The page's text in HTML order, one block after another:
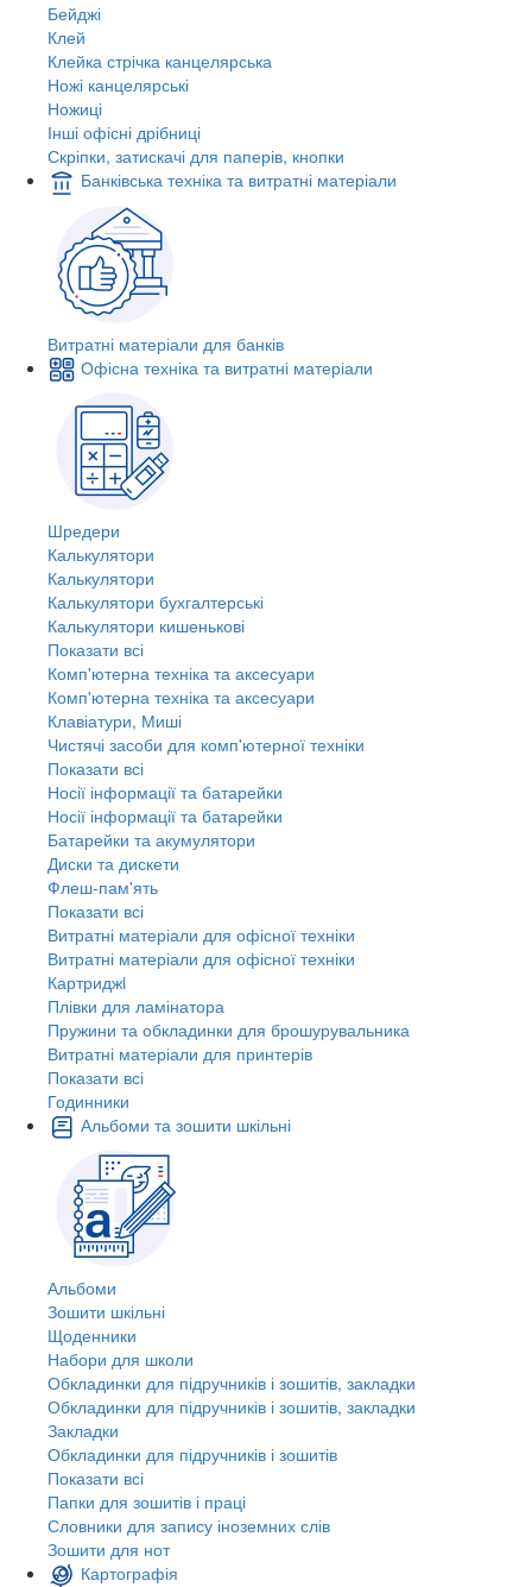
Бейджі
Клей
Клейка стрічка канцелярська
Ножі канцелярські
Ножиці
Інші офісні дрібниці
Скріпки, затискачі для паперів, кнопки
Банківська техніка та витратні матеріали
Витратні матеріали для банків
Офісна техніка та витратні матеріали
Шредери
Калькулятори
Калькулятори
Калькулятори бухгалтерські
Калькулятори кишенькові
Показати всі
Комп'ютерна техніка та аксесуари
Комп'ютерна техніка та аксесуари
Клавіатури, Миші
Чистячі засоби для комп'ютерної техніки
Показати всі
Носії інформації та батарейки
Носії інформації та батарейки
Батарейки та акумулятори
Диски та дискети
Флеш-пам'ять
Показати всі
Витратні матеріали для офісної техніки
Витратні матеріали для офісної техніки
Картриджi
Плівки для ламінатора
Пружини та обкладинки для брошурувальника
Витратні матеріали для принтерів
Показати всі
Годинники
Альбоми та зошити шкільні
Альбоми
Зошити шкільні
Щоденники
Набори для школи
Обкладинки для підручників і зошитів, закладки
Обкладинки для підручників і зошитів, закладки
Закладки
Обкладинки для підручників і зошитів
Показати всі
Папки для зошитів і праці
Словники для запису іноземних слів
Зошити для нот
Картографія